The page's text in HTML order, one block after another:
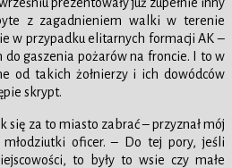
z zagadnieniem walki w terenie
w przypadku elitarnych formacji AK –
do gaszenia pożarów na froncie. I to w
od takich żołnierzy i ich dowódców
skrypt.
się za to miasto zabrać – przyznał mój
oficer. – Do tej pory, jeśli
to były to wsie czy małe